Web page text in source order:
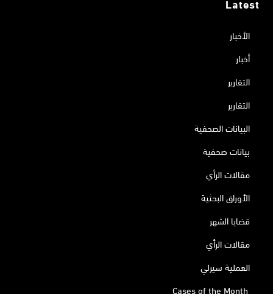
الأخبار
أخبار
التقارير
التقارير
البيانات الصحفية
بيانات صحفية
مقالات الرأي
الأوراق البحثية
قضايا الشهر
مقالات الرأي
العملية سيرلي
Cases of the Month